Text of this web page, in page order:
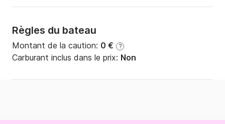
Règles du bateau
Montant de la caution: 0 € ?
Carburant inclus dans le prix: Non